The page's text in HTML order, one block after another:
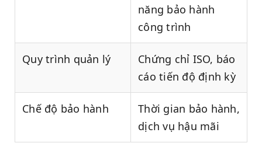
năng bảo hành
công trình
Quy trình quản lý
Chứng chỉ ISO, báo
cáo tiến độ định kỳ
Chế độ bảo hành
Thời gian bảo hành,
dịch vụ hậu mãi